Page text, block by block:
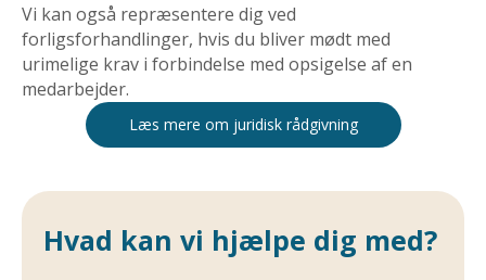
Vi kan også repræsentere dig ved
forligsforhandlinger, hvis du bliver mødt med
urimelige krav i forbindelse med opsigelse af en
medarbejder.
Læs mere om juridisk rådgivning
Hvad kan vi hjælpe dig med?